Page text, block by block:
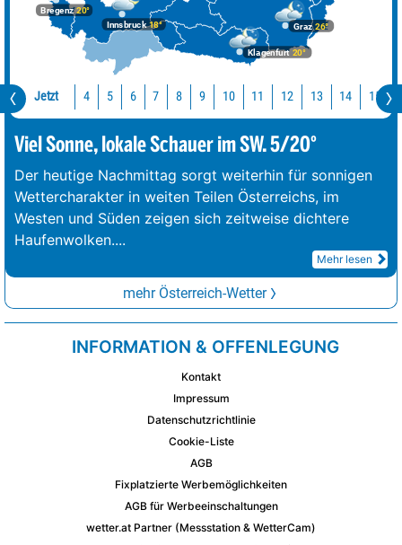
Bregenz20°
Graz26°
Innsbruck18°
Klagenfurt 20°
Jetzt 4 5 6 7 8 9 10 11 12 13 14 15
Viel Sonne, lokale Schauer im SW. 5/20°
Der heutige Nachmittag sorgt weiterhin für sonnigen
Wettercharakter in weiten Teilen Österreichs, im
Westen und Süden zeigen sich zeitweise dichtere
Haufenwolken....
Mehr lesen
mehr Österreich-Wetter
INFORMATION & OFFENLEGUNG
Kontakt
Impressum
Datenschutzrichtlinie
Cookie-Liste
AGB
Fixplatzierte Werbemöglichkeiten
AGB für Werbeeinschaltungen
wetter.at Partner (Messstation & WetterCam)